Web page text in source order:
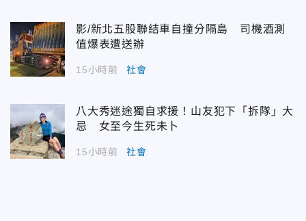
影/新北五股聯結車自撞分隔島 司機酒測
值爆表遭送辦
15小時前 社會
八大秀迷途獨自求援！山友犯下「拆隊」大
忌 女至今生死未卜
15小時前 社會